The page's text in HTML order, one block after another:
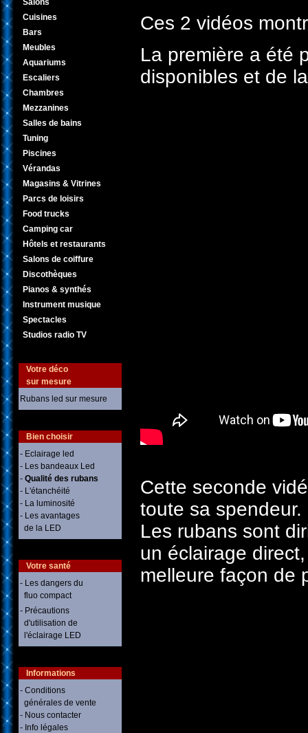
Salons
Cuisines
Bars
Meubles
Aquariums
Escaliers
Chambres
Mezzanines
Salles de bains
Tuning
Piscines
Vérandas
Magasins & Vitrines
Parcs de loisirs
Food trucks
Camping car
Hôtels et restaurants
Salons de coiffure
Discothèques
Pianos & synthés
Instrument musique
Spectacles
Studios radio TV
Votre déco
sur mesure
Rubans led sur mesure
Bien choisir
- Eclairage led
- Les bandeaux Led
- Qualité des rubans
- L'étanchéité
- La luminosité
- Les avantages
de la LED
Votre santé
- Les dangers du
fluo compact
- Précautions
d'utilisation de
l'éclairage LED
Informations
- Conditions
générales de vente
- Nous contacter
- Info légales
Ces 2 vidéos
La première a été
disponibles et de
Cette seconde
toute sa spendeur.
Les rubans sont
un éclairage
melleure façon de